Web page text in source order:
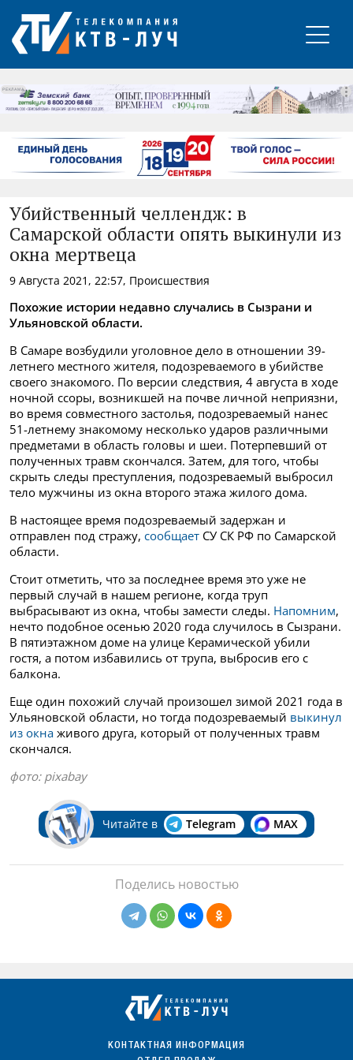
РЕКЛАМА
Убийственный челлендж: в
Самарской области опять выкинули из
окна мертвеца
9 Августа 2021, 22:57, Происшествия
Похожие истории недавно случались в Сызрани и
Ульяновской области.
В Самаре возбудили уголовное дело в отношении 39-
летнего местного жителя, подозреваемого в убийстве
своего знакомого. По версии следствия, 4 августа в ходе
ночной ссоры, возникшей на почве личной неприязни,
во время совместного застолья, подозреваемый нанес
51-летнему знакомому несколько ударов различными
предметами в область головы и шеи. Потерпевший от
полученных травм скончался. Затем, для того, чтобы
скрыть следы преступления, подозреваемый выбросил
тело мужчины из окна второго этажа жилого дома.
В настоящее время подозреваемый задержан и
отправлен под стражу, сообщает СУ СК РФ по Самарской
области.
Стоит отметить, что за последнее время это уже не
первый случай в нашем регионе, когда труп
выбрасывают из окна, чтобы замести следы. Напомним,
нечто подобное осенью 2020 года случилось в Сызрани.
В пятиэтажном доме на улице Керамической убили
гостя, а потом избавились от трупа, выбросив его с
балкона.
Еще один похожий случай произошел зимой 2021 года в
Ульяновской области, но тогда подозреваемый выкинул
из окна живого друга, который от полученных травм
скончался.
фото: pixabay
Читайте в Telegram MAX
Поделись новостью
КОНТАКТНАЯ ИНФОРМАЦИЯ